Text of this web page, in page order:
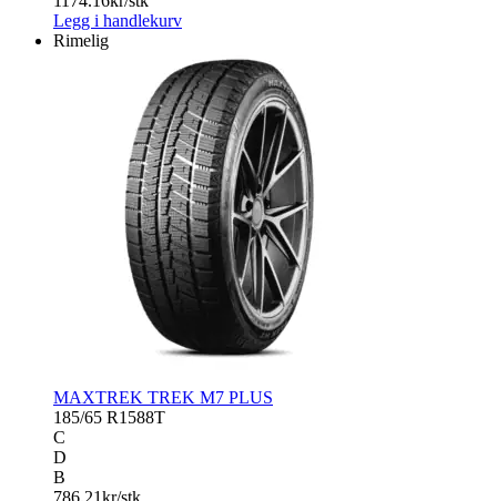
Legg i handlekurv
Rimelig
MAXTREK TREK M7 PLUS
185/65 R1588T
C
D
B
786.21kr/stk